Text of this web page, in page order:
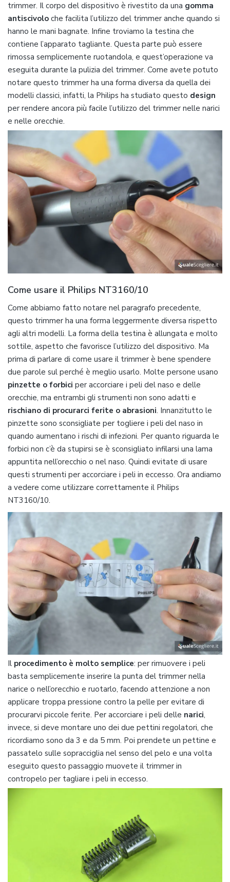
trimmer. Il corpo del dispositivo è rivestito da una gomma
antiscivolo che facilita l’utilizzo del trimmer anche quando si
hanno le mani bagnate. Infine troviamo la testina che
contiene l’apparato tagliante. Questa parte può essere
rimossa semplicemente ruotandola, e quest’operazione va
eseguita durante la pulizia del trimmer. Come avete potuto
notare questo trimmer ha una forma diversa da quella dei
modelli classici, infatti, la Philips ha studiato questo design
per rendere ancora più facile l’utilizzo del trimmer nelle narici
e nelle orecchie.
Come usare il Philips NT3160/10
Come abbiamo fatto notare nel paragrafo precedente,
questo trimmer ha una forma leggermente diversa rispetto
agli altri modelli. La forma della testina è allungata e molto
sottile, aspetto che favorisce l’utilizzo del dispositivo. Ma
prima di parlare di come usare il trimmer è bene spendere
due parole sul perché è meglio usarlo. Molte persone usano
pinzette o forbici per accorciare i peli del naso e delle
orecchie, ma entrambi gli strumenti non sono adatti e
rischiano di procurarci ferite o abrasioni. Innanzitutto le
pinzette sono sconsigliate per togliere i peli del naso in
quando aumentano i rischi di infezioni. Per quanto riguarda le
forbici non c’è da stupirsi se è sconsigliato infilarsi una lama
appuntita nell’orecchio o nel naso. Quindi evitate di usare
questi strumenti per accorciare i peli in eccesso. Ora andiamo
a vedere come utilizzare correttamente il Philips
NT3160/10.
Il procedimento è molto semplice: per rimuovere i peli
basta semplicemente inserire la punta del trimmer nella
narice o nell’orecchio e ruotarlo, facendo attenzione a non
applicare troppa pressione contro la pelle per evitare di
procurarvi piccole ferite. Per accorciare i peli delle narici,
invece, si deve montare uno dei due pettini regolatori, che
ricordiamo sono da 3 e da 5 mm. Poi prendete un pettine e
passatelo sulle sopracciglia nel senso del pelo e una volta
eseguito questo passaggio muovete il trimmer in
contropelo per tagliare i peli in eccesso.